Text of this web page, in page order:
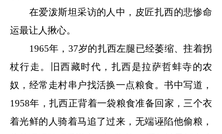
在爱泼斯坦采访的人中，皮匠扎西的悲惨命
运最让人揪心。
1965年，37岁的扎西左腿已经萎缩、拄着拐
杖行走。旧西藏时代，扎西是拉萨哲蚌寺的农
奴，经常走村串户找活换一点粮食。书中写道，
1958年，扎西正背着一袋粮食准备回家，三个衣
着光鲜的人骑着马追了过来，无端诬陷他偷粮，